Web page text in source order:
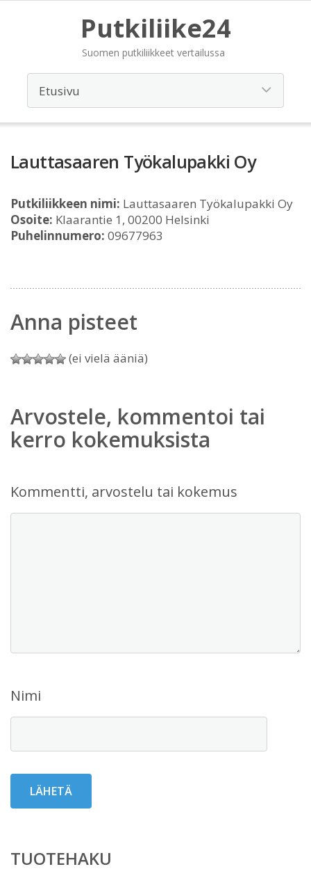
Putkiliike24
Suomen putkiliikkeet vertailussa
Lauttasaaren Työkalupakki Oy
Putkiliikkeen nimi: Lauttasaaren Työkalupakki Oy
Osoite: Klaarantie 1, 00200 Helsinki
Puhelinnumero: 09677963
Anna pisteet
(ei vielä ääniä)
Arvostele, kommentoi tai
kerro kokemuksista
Kommentti, arvostelu tai kokemus
Nimi
TUOTEHAKU